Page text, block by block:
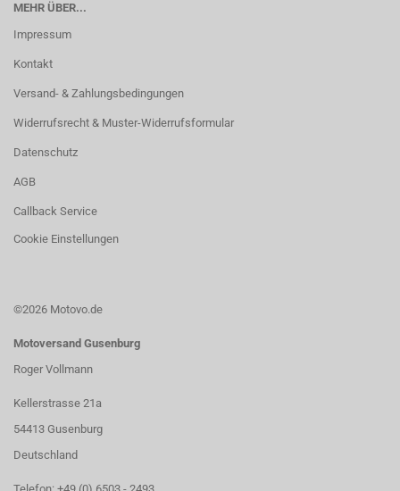
MEHR ÜBER...
Impressum
Kontakt
Versand- & Zahlungsbedingungen
Widerrufsrecht & Muster-Widerrufsformular
Datenschutz
AGB
Callback Service
Cookie Einstellungen
©2026 Motovo.de
Motoversand Gusenburg
Roger Vollmann
Kellerstrasse 21a
54413 Gusenburg
Deutschland